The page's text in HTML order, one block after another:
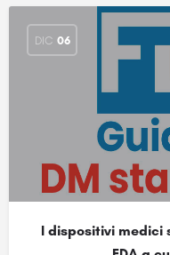
DIC 06
I dispositivi medici